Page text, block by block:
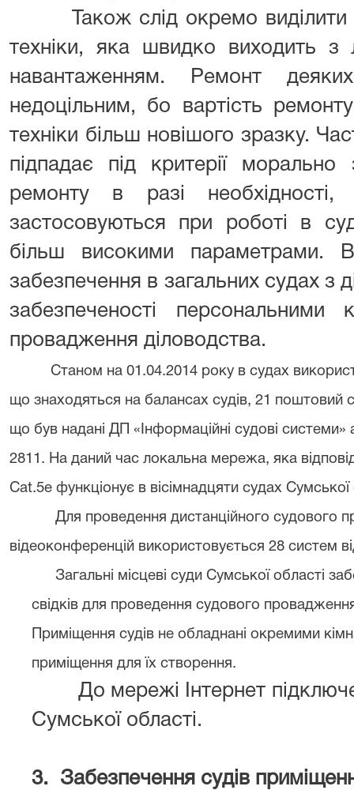
Також слід окремо виділити
техніки, яка швидко виходить з
навантаженням. Ремонт
недоцільним, бо вартість
техніки більш новішого зразку.
підпадає під критерії морально
ремонту в разі
застосовуються при роботі в
більш високими параметрами.
забезпечення в загальних судах з
забезпеченості персональними
провадження діловодства.
Станом на 01.04.2014 року в судах
що знаходяться на балансах судів, 21 поштовий
що був надані ДП «Інформаційні судові
2811. На даний час локальна мережа, яка
Cat.5e функціонує в вісімнадцяти судах Сумської
Для проведення дистанційного судового
відеоконференцій використовується 28 систем
Загальні місцеві суди Сумської області
свідків для проведення судового
Приміщення судів не обладнані окремими
приміщення для їх створення.
До мережі Інтернет
Сумської області.
3. Забезпечення судів